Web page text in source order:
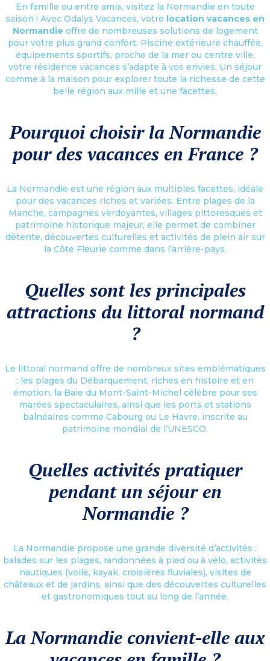
En famille ou entre amis, visitez la Normandie en toute
saison ! Avec Odalys Vacances, votre location vacances en
Normandie offre de nombreuses solutions de logement
pour votre plus grand confort. Piscine extérieure chauffée,
équipements sportifs, proche de la mer ou centre ville,
votre résidence vacances s’adapte à vos envies. Un séjour
comme à la maison pour explorer toute la richesse de cette
belle région aux mille et une facettes.
Pourquoi choisir la Normandie
pour des vacances en France ?
La Normandie est une région aux multiples facettes, idéale
pour des vacances riches et variées. Entre plages de la
Manche, campagnes verdoyantes, villages pittoresques et
patrimoine historique majeur, elle permet de combiner
détente, découvertes culturelles et activités de plein air sur
la Côte Fleurie comme dans l’arrière-pays.
Quelles sont les principales
attractions du littoral normand
?
Le littoral normand offre de nombreux sites emblématiques
: les plages du Débarquement, riches en histoire et en
émotion, la Baie du Mont-Saint-Michel célèbre pour ses
marées spectaculaires, ainsi que les ports et stations
balnéaires comme Cabourg ou Le Havre, inscrite au
patrimoine mondial de l’UNESCO.
Quelles activités pratiquer
pendant un séjour en
Normandie ?
La Normandie propose une grande diversité d’activités :
balades sur les plages, randonnées à pied ou à vélo, activités
nautiques (voile, kayak, croisières fluviales), visites de
châteaux et de jardins, ainsi que des découvertes culturelles
et gastronomiques tout au long de l’année.
La Normandie convient-elle aux